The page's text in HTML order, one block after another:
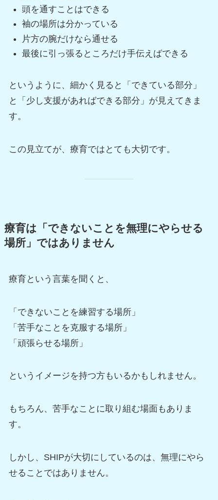
頭を通すことはできる
袖の場所は分かっている
片方の腕だけなら通せる
最後に引っ張るところだけ手伝えばできる
というように、細かく見ると「できている部分」
と「少し支援があればできる部分」が見えてきま
す。
この見立てが、療育ではとても大切です。
療育は「できないことを無理にやらせる
場所」ではありません
療育という言葉を聞くと、
「できないことを練習する場所」
「苦手なことを克服する場所」
「頑張らせる場所」
というイメージを持つ方もいるかもしれません。
もちろん、苦手なことに取り組む場面もありま
す。
しかし、SHIPが大切にしているのは、無理にやら
せることではありません。